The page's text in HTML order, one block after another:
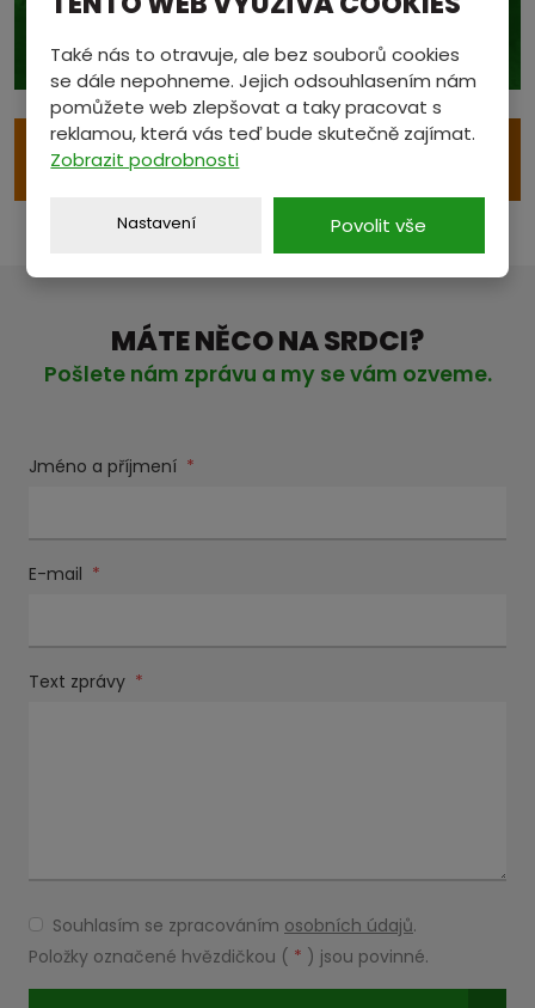
CENÍK
eVÝKUP S ODVOZEM
MÁTE NĚCO NA SRDCI?
Pošlete nám zprávu a my se vám ozveme.
Jméno a příjmení *
E-mail *
Text zprávy *
Souhlasím
se
zpracováním
osobních
Souhlasím se zpracováním osobních údajů.
Položky označené hvězdičkou ( * ) jsou povinné.
Také nás to otravuje, ale bez souborů cookies
se dále nepohneme. Jejich odsouhlasením nám
pomůžete web zlepšovat a taky pracovat s
reklamou, která vás teď bude skutečně zajímat.
Zobrazit podrobnosti
Nastavení Povolit vše